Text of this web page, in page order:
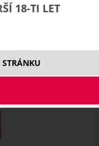
Mod
18-TI LET